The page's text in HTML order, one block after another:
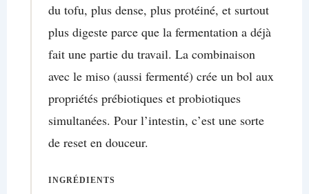
du tofu, plus dense, plus protéiné, et surtout
plus digeste parce que la fermentation a déjà
fait une partie du travail. La combinaison
avec le miso (aussi fermenté) crée un bol aux
propriétés prébiotiques et probiotiques
simultanées. Pour l’intestin, c’est une sorte
de reset en douceur.
INGRÉDIENTS